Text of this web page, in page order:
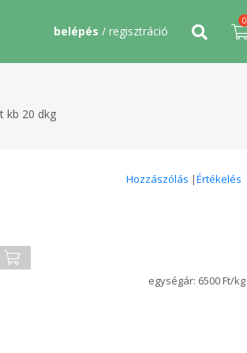
belépés / regisztráció
0
kb 20 dkg
Hozzászólás |Értékelés
6500 Ft/kg